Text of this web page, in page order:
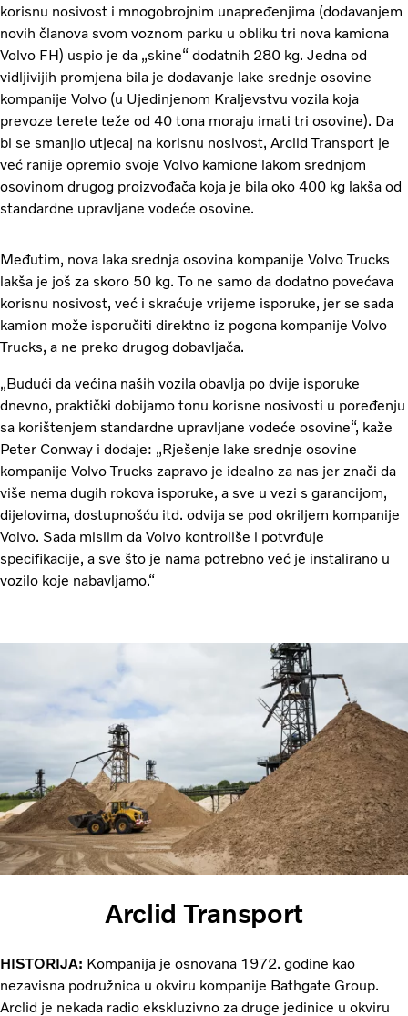
korisnu nosivost i mnogobrojnim unapređenjima (dodavanjem
novih članova svom voznom parku u obliku tri nova kamiona
Volvo FH) uspio je da „skine“ dodatnih 280 kg. Jedna od
vidljivijih promjena bila je dodavanje lake srednje osovine
kompanije Volvo (u Ujedinjenom Kraljevstvu vozila koja
prevoze terete teže od 40 tona moraju imati tri osovine). Da
bi se smanjio utjecaj na korisnu nosivost, Arclid Transport je
već ranije opremio svoje Volvo kamione lakom srednjom
osovinom drugog proizvođača koja je bila oko 400 kg lakša od
standardne upravljane vodeće osovine.
Međutim, nova laka srednja osovina kompanije Volvo Trucks
lakša je još za skoro 50 kg. To ne samo da dodatno povećava
korisnu nosivost, već i skraćuje vrijeme isporuke, jer se sada
kamion može isporučiti direktno iz pogona kompanije Volvo
Trucks, a ne preko drugog dobavljača.
„Budući da većina naših vozila obavlja po dvije isporuke
dnevno, praktički dobijamo tonu korisne nosivosti u poređenju
sa korištenjem standardne upravljane vodeće osovine“, kaže
Peter Conway i dodaje: „Rješenje lake srednje osovine
kompanije Volvo Trucks zapravo je idealno za nas jer znači da
više nema dugih rokova isporuke, a sve u vezi s garancijom,
dijelovima, dostupnošću itd. odvija se pod okriljem kompanije
Volvo. Sada mislim da Volvo kontroliše i potvrđuje
specifikacije, a sve što je nama potrebno već je instalirano u
vozilo koje nabavljamo.“
Arclid Transport
HISTORIJA: Kompanija je osnovana 1972. godine kao
nezavisna podružnica u okviru kompanije Bathgate Group.
Arclid je nekada radio ekskluzivno za druge jedinice u okviru